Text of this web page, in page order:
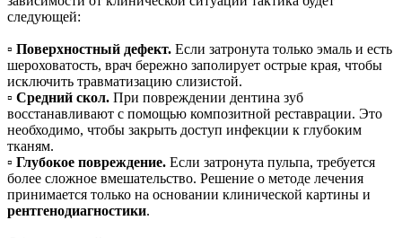
следующей:
▫️ Поверхностный дефект. Если затронута только эмаль и есть
шероховатость, врач бережно заполирует острые края, чтобы
исключить травматизацию слизистой.
▫️ Средний скол. При повреждении дентина зуб
восстанавливают с помощью композитной реставрации. Это
необходимо, чтобы закрыть доступ инфекции к глубоким
тканям.
▫️ Глубокое повреждение. Если затронута пульпа, требуется
более сложное вмешательство. Решение о методе лечения
принимается только на основании клинической картины и
рентгенодиагностики.